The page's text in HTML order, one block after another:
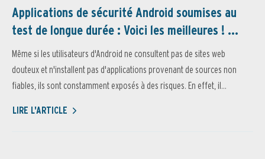
Applications de sécurité Android soumises au
test de longue durée : Voici les meilleures ! ...
Même si les utilisateurs d'Android ne consultent pas de sites web
douteux et n'installent pas d'applications provenant de sources non
fiables, ils sont constamment exposés à des risques. En effet, il...
LIRE L'ARTICLE